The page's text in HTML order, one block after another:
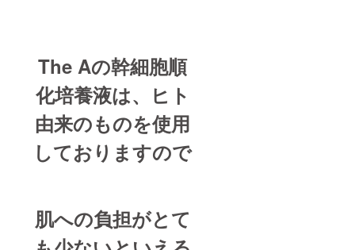
The Aの幹細胞順
化培養液は、ヒト
由来のものを使用
しておりますので
肌への負担がとて